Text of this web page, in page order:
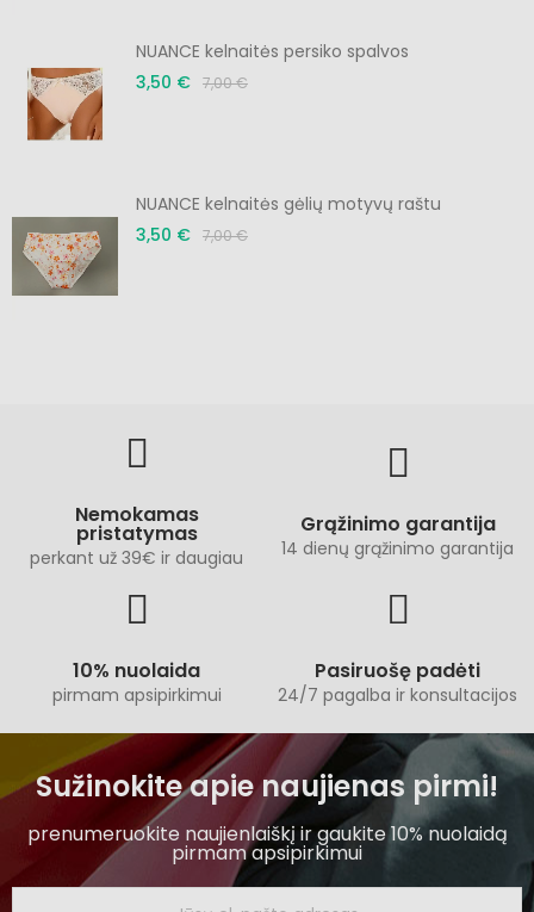
NUANCE kelnaitės persiko spalvos
3,50 € 7,00 €
NUANCE kelnaitės gėlių motyvų raštu
3,50 € 7,00 €
Nemokamas
pristatymas
perkant už 39€ ir daugiau
Grąžinimo garantija
14 dienų grąžinimo garantija
10% nuolaida
pirmam apsipirkimui
Pasiruošę padėti
24/7 pagalba ir konsultacijos
Sužinokite apie naujienas pirmi!
prenumeruokite naujienlaiškį ir gaukite 10% nuolaidą
pirmam apsipirkimui